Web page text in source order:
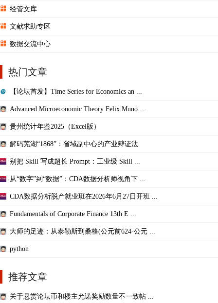
经管文库
文献求助专区
数据交流中心
热门文章
【论坛首发】Time Series for Economics an ...
Advanced Microeconomic Theory Felix Muno ...
贵州统计年鉴2025（Excel版）
解码芜湖“1868”：省域副中心的产业辩证法
别把 Skill 写成超长 Prompt：工业级 Skill ...
从“数字”到“数据”：CDA数据分析师视角下 ...
CDA数据分析脱产就业班在2026年6月27日开班 ...
Fundamentals of Corporate Finance 13th E ...
大师的足迹：从泰勒斯到桑格(公元前624-公元 ...
python
推荐文章
关于悬赏论坛币和楼主允诺奖励数量不一致帖 ...